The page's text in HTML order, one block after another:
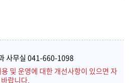
사무실 041-660-1098
및 운영에 대한 개선사항이 있으면 자
랍니다.